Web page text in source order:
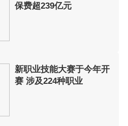
保费超239亿元
新职业技能大赛于今年开
赛 涉及224种职业